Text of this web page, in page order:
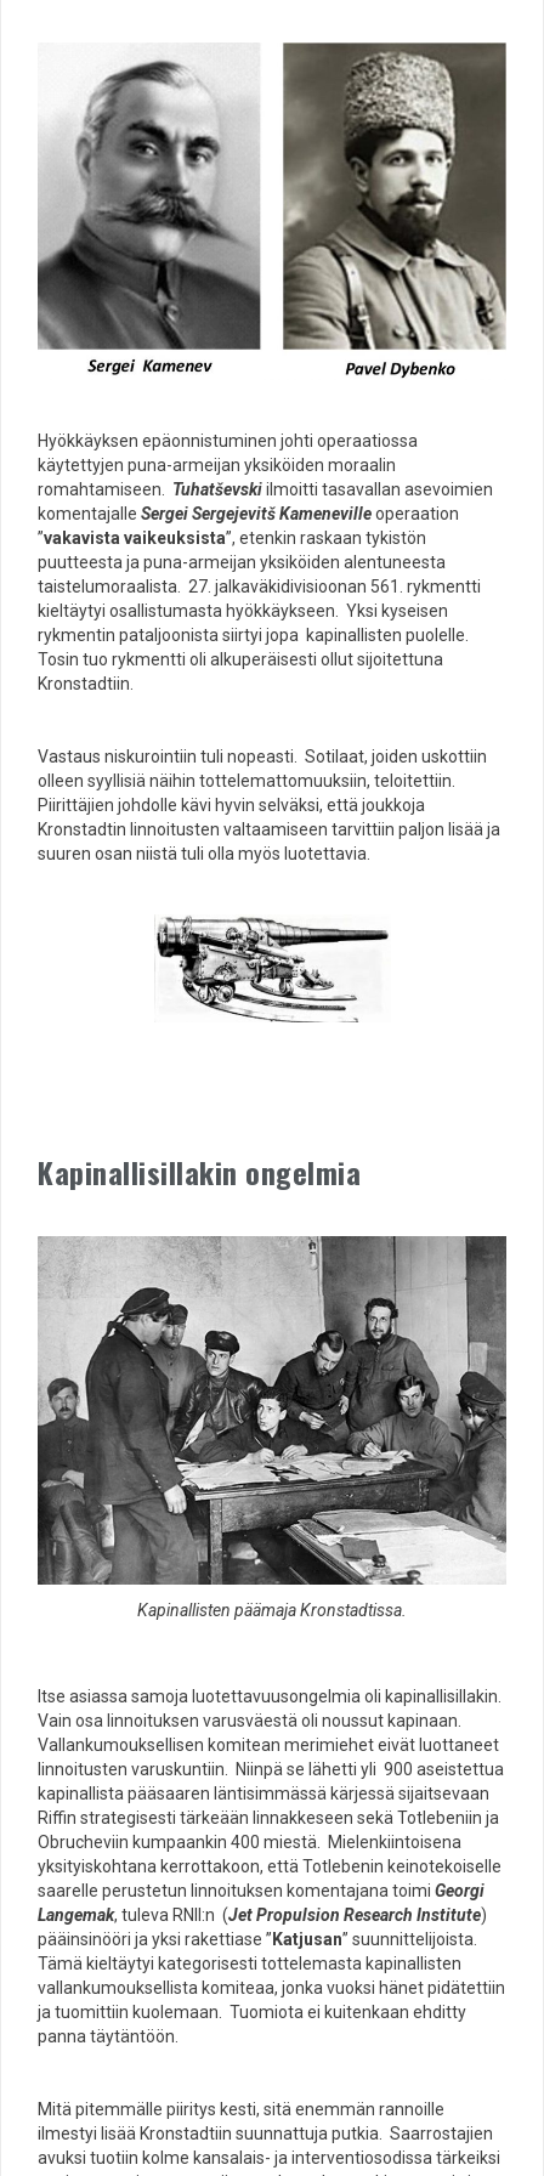
Hyökkäyksen epäonnistuminen johti operaatiossa
käytettyjen puna-armeijan yksiköiden moraalin
romahtamiseen. Tuhatševskiilmoitti tasavallan asevoimien
komentajalle Sergei Sergejevitš Kamenevilleoperaation
”vakavista vaikeuksista”, etenkin raskaan tykistön
puutteesta ja puna-armeijan yksiköiden alentuneesta
taistelumoraalista. 27. jalkaväkidivisioonan 561. rykmentti
kieltäytyi osallistumasta hyökkäykseen. Yksi kyseisen
rykmentin pataljoonista siirtyi jopa kapinallisten puolelle.
Tosin tuo rykmentti oli alkuperäisesti ollut sijoitettuna
Kronstadtiin.
Vastaus niskurointiin tuli nopeasti. Sotilaat, joiden uskottiin
olleen syyllisiä näihin tottelemattomuuksiin, teloitettiin.
Piirittäjien johdolle kävi hyvin selväksi, että joukkoja
Kronstadtin linnoitusten valtaamiseen tarvittiin paljon lisää ja
suuren osan niistä tuli olla myös luotettavia.
Kapinallisillakin ongelmia
Kapinallisten päämaja Kronstadtissa.
Itse asiassa samoja luotettavuusongelmia oli kapinallisillakin.
Vain osa linnoituksen varusväestä oli noussut kapinaan.
Vallankumouksellisen komitean merimiehet eivät luottaneet
linnoitusten varuskuntiin. Niinpä se lähetti yli 900 aseistettua
kapinallista pääsaaren läntisimmässä kärjessä sijaitsevaan
Riffin strategisesti tärkeään linnakkeseen sekä Totlebeniin ja
Obrucheviin kumpaankin 400 miestä. Mielenkiintoisena
yksityiskohtana kerrottakoon, että Totlebenin keinotekoiselle
saarelle perustetun linnoituksen komentajana toimi Georgi
Langemak, tuleva RNII:n (Jet Propulsion Research Institute)
pääinsinööri ja yksi rakettiase ” Katjusan” suunnittelijoista.
Tämä kieltäytyi kategorisesti tottelemasta kapinallisten
vallankumouksellista komiteaa, jonka vuoksi hänet pidätettiin
ja tuomittiin kuolemaan. Tuomiota ei kuitenkaan ehditty
panna täytäntöön.
Mitä pitemmälle piiritys kesti, sitä enemmän rannoille
ilmestyi lisää Kronstadtiin suunnattuja putkia. Saarrostajien
avuksi tuotiin kolme kansalais- ja interventiosodissa tärkeiksi